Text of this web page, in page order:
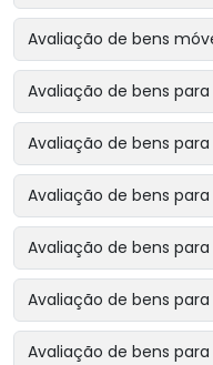
Avaliação de bens
Avaliação de bens
Avaliação de bens
Avaliação de bens
Avaliação de bens
Avaliação de bens
Avaliação de bens